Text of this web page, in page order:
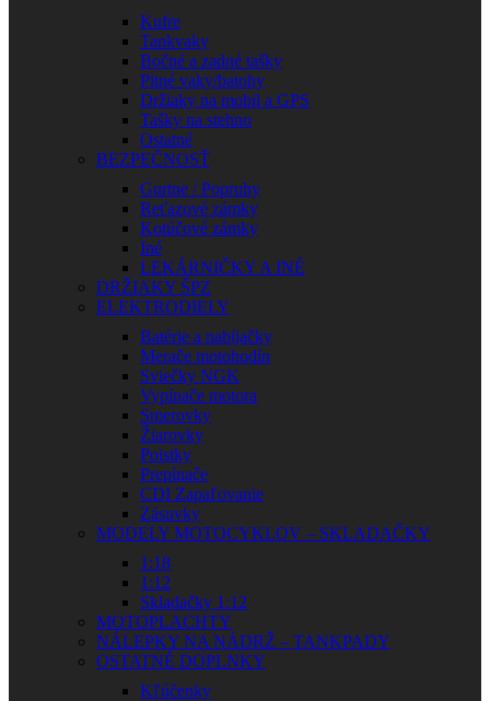
Kufre
Tankvaky
Bočné a zadné tašky
Pitné vaky/batohy
Držiaky na mobil a GPS
Tašky na stehno
Ostatné
BEZPEČNOSŤ
Gurtne / Popruhy
Reťazové zámky
Kotúčové zámky
Iné
LEKÁRNIČKY A INÉ
DRŽIAKY ŠPZ
ELEKTRODIELY
Batérie a nabíjačky
Merače motohodín
Sviečky NGK
Vypínače motora
Smerovky
Žiarovky
Poistky
Prepínače
CDI Zapaľovanie
Zásuvky
MODELY MOTOCYKLOV – SKLADAČKY
1:18
1:12
Skladačky 1:12
MOTOPLACHTY
NÁLEPKY NA NÁDRŽ – TANKPADY
OSTATNÉ DOPLNKY
Kľúčenky